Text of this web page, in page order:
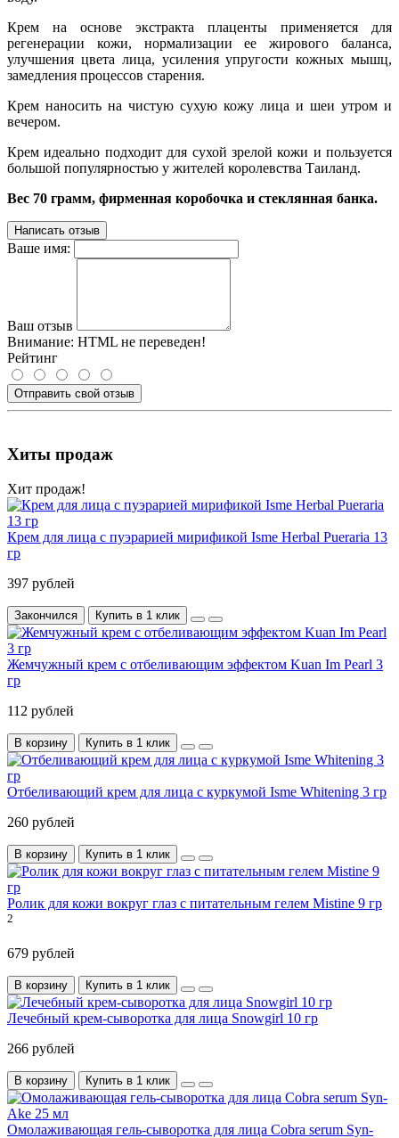
Крем на основе экстракта плаценты применяется для
регенерации кожи, нормализации ее жирового баланса,
улучшения цвета лица, усиления упругости кожных мышц,
замедления процессов старения.
Крем наносить на чистую сухую кожу лица и шеи утром и
вечером.
Крем идеально подходит для сухой зрелой кожи и пользуется
большой популярностью у жителей королевства Таиланд.
Вес 70 грамм, фирменная коробочка и стеклянная банка.
Написать отзыв
Ваше имя:
Ваш отзыв
Внимание: HTML не переведен!
Рейтинг
Отправить свой отзыв
Хиты продаж
Хит продаж!
Крем для лица с пуэрарией мирификой Isme Herbal Pueraria 13
гр
397 рублей
Закончился Купить в 1 клик
Жемчужный крем с отбеливающим эффектом Kuan Im Pearl 3
гр
112 рублей
В корзину Купить в 1 клик
Отбеливающий крем для лица c куркумой Isme Whitening 3 гр
260 рублей
В корзину Купить в 1 клик
Ролик для кожи вокруг глаз с питательным гелем Mistine 9 гр
2
679 рублей
В корзину Купить в 1 клик
Лечебный крем-сыворотка для лица Snowgirl 10 гр
266 рублей
В корзину Купить в 1 клик
Омолаживающая гель-сыворотка для лица Cobra serum Syn-